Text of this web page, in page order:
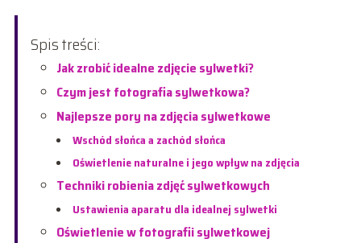
Spis treści:
Jak zrobić idealne zdjęcie sylwetki?
Czym jest fotografia sylwetkowa?
Najlepsze pory na zdjęcia sylwetkowe
Wschód słońca a zachód słońca
Oświetlenie naturalne i jego wpływ na zdjęcia
Techniki robienia zdjęć sylwetkowych
Ustawienia aparatu dla idealnej sylwetki
Oświetlenie w fotografii sylwetkowej